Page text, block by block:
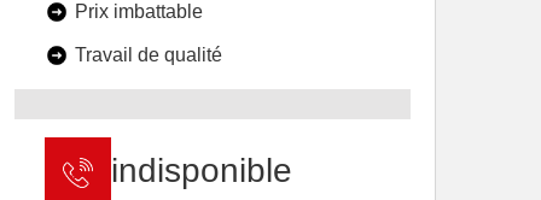
Prix imbattable
Travail de qualité
indisponible